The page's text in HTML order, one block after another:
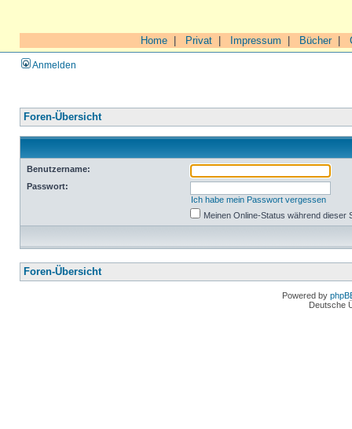
Home Privat Impressum Bücher|
Anmelden
Foren-Übersicht
Benutzername:
Passwort:
Ich habe mein Passwort vergessen
Meinen Online-Status während dieser
Foren-Übersicht
Powered by
Deutsche